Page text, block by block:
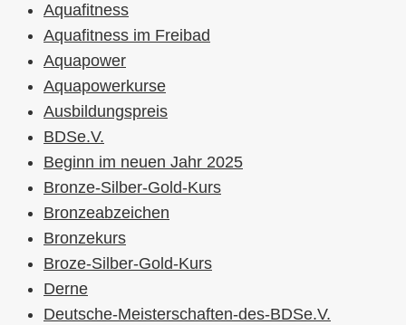
Aquafitness
Aquafitness im Freibad
Aquapower
Aquapowerkurse
Ausbildungspreis
BDSe.V.
Beginn im neuen Jahr 2025
Bronze-Silber-Gold-Kurs
Bronzeabzeichen
Bronzekurs
Broze-Silber-Gold-Kurs
Derne
Deutsche-Meisterschaften-des-BDSe.V.